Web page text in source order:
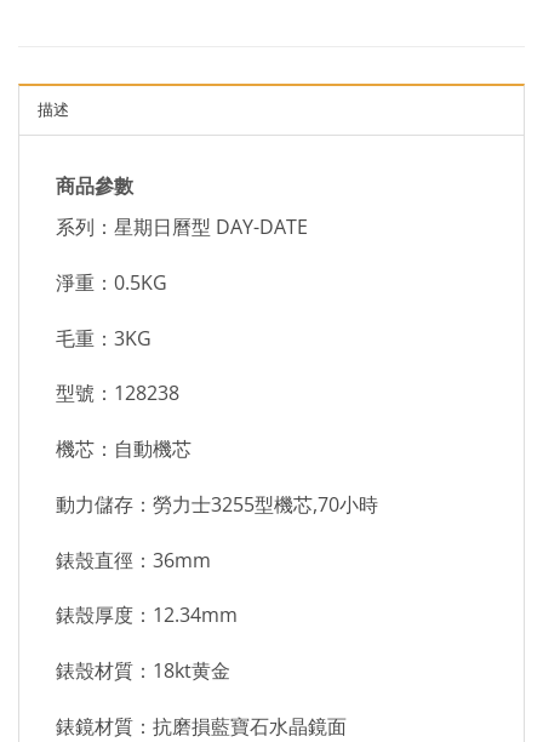
描述
商品參數
系列：星期日曆型 DAY-DATE
淨重：0.5KG
毛重：3KG
型號：128238
機芯：自動機芯
動力儲存：勞力士3255型機芯,70小時
錶殼直徑：36mm
錶殼厚度：12.34mm
錶殼材質：18kt黄金
錶鏡材質：抗磨損藍寶石水晶鏡面